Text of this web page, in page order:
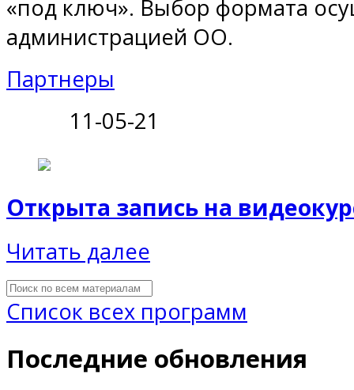
«под ключ». Выбор формата
администрацией ОО.
Партнеры
11-05-21
Открыта запись на
Читать далее
Список всех программ
Последние обновления